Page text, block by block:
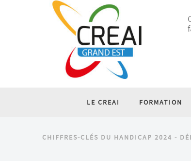
LE CREAI FORMATION
CHIFFRES-CLÉS DU HANDICAP 2024 -